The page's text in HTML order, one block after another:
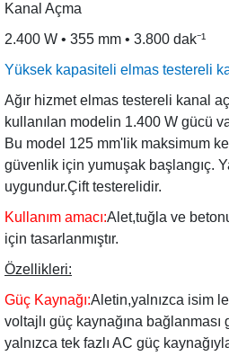
Kanal Açma
2.400 W • 355 mm • 3.800 dak⁻¹
Yüksek kapasiteli elmas testereli
Ağır hizmet elmas testereli kanal
kullanılan modelin 1.400 W gücü
Bu model 125 mm'lik maksimum
güvenlik için yumuşak başlangıç.
uygundur.Çift testerelidir.
Kullanım amacı:Alet,tuğla ve
için tasarlanmıştır.
Özellikleri:
Güç Kaynağı:Aletin,yalnızca isim
voltajlı güç kaynağına bağlanması
yalnızca tek fazlı AC güç